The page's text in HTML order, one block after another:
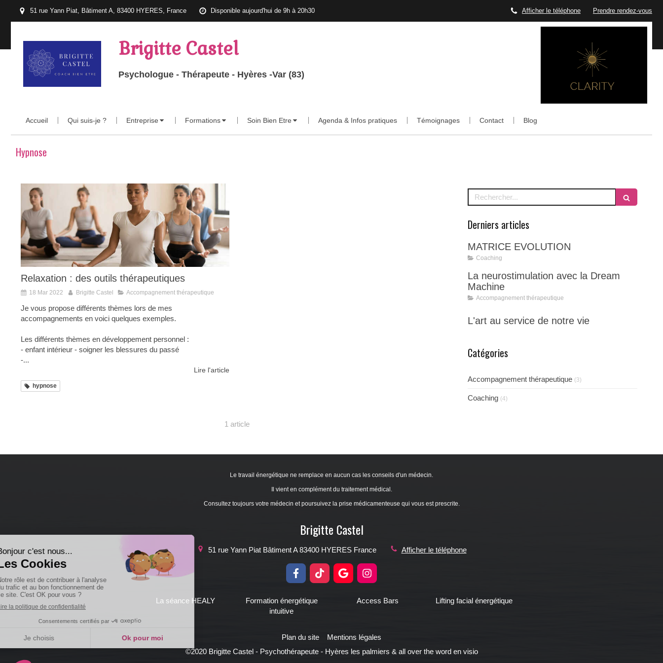
51 rue Yann Piat, Bâtiment A, 83400 HYERES, France Disponible aujourd'hui de 9h à 20h30 Prendre rendez-vous
Afficher le téléphone
Brigitte Castel
Psychologue - Thérapeute - Hyères -Var (83)
Un titre
Accueil Qui suis-je ? Entreprise Formations Soin Bien Etre Agenda & Infos pratiques Témoignages Contact Blog
Hypnose
Relaxation : des outils thérapeutiques
18 Mar 2022 Brigitte Castel Accompagnement thérapeutique
Je vous propose différents thèmes lors de mes
accompagnements en voici quelques exemples.
Les différents thèmes en développement personnel :
- enfant intérieur - soigner les blessures du passé
-...
Lire l'article
hypnose
1 article
Rechercher
Derniers articles
MATRICE EVOLUTION
Coaching
La neurostimulation avec la Dream
Machine
Accompagnement thérapeutique
L'art au service de notre vie
Catégories
Accompagnement thérapeutique (3)
Coaching (4)
Le travail énergétique ne remplace en aucun cas les conseils d'un médecin.
Il vient en complément du traitement médical.
Consultez toujours votre médecin et poursuivez la prise médicamenteuse qui vous est prescrite.
Brigitte Castel
51 rue Yann Piat Bâtiment A83400 HYERES France Afficher le téléphone
La séance HEALY
Formation énergétique
intuitive
Access Bars Lifting facial énergétique
Plan du site
Mentions légales
©2020 Brigitte Castel - Psychothérapeute - Hyères les palmiers & all over the word en visio